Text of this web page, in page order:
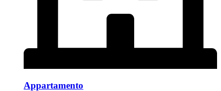
Appartamento